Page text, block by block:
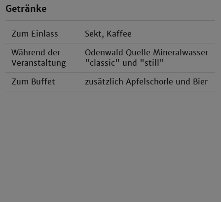
Getränke
Zum Einlass
Sekt, Kaffee
Während der
Veranstaltung
Odenwald Quelle Mineralwasser
"classic" und "still"
Zum Buffet
zusätzlich Apfelschorle und Bier